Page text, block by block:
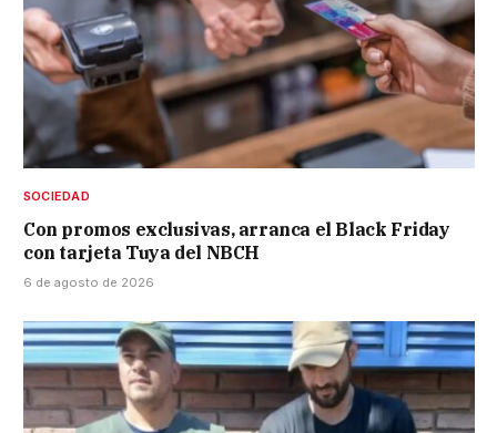
SOCIEDAD
Con promos exclusivas, arranca el Black Friday
con tarjeta Tuya del NBCH
6 de agosto de 2026